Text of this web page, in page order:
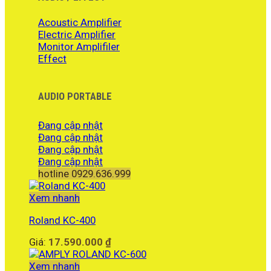
Acoustic Amplifier
Electric Amplifier
Monitor Amplifiler
Effect
AUDIO PORTABLE
Đang cập nhật
Đang cập nhật
Đang cập nhật
Đang cập nhật
hotline 0929.636.999
Xem nhanh
Roland KC-400
Giá: 17.590.000 ₫
Xem nhanh